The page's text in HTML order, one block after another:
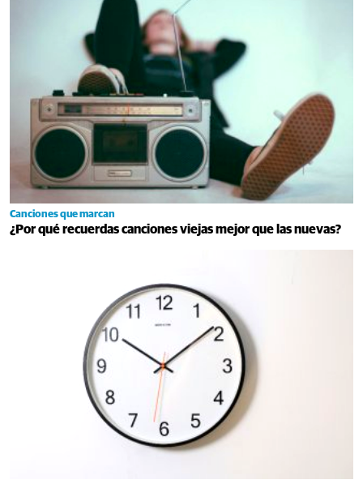
Canciones que marcan
¿Por qué recuerdas canciones viejas mejor que las nuevas?